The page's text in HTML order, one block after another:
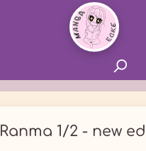
Ranma 1/2 - new